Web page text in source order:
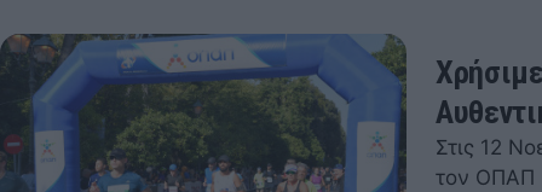
Στις 12
τον ΟΠΑΠ